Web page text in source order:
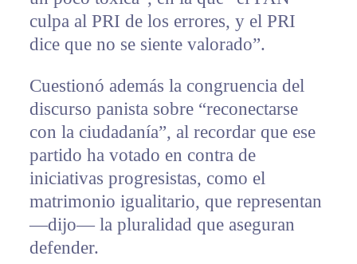
culpa al PRI de los errores, y el PRI
dice que no se siente valorado”.
Cuestionó además la congruencia del
discurso panista sobre “reconectarse
con la ciudadanía”, al recordar que ese
partido ha votado en contra de
iniciativas progresistas, como el
matrimonio igualitario, que representan
—dijo— la pluralidad que aseguran
defender.